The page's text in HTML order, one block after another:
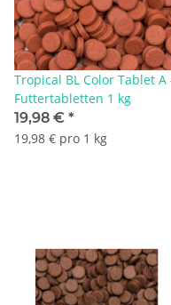
Tropical BL Color Tablet A
Futtertabletten 1 kg
19,98 € *
19,98 € pro 1 kg